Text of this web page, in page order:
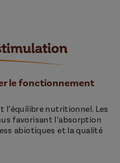
le fonctionnement
nutritionnel. Les
favorisant l’absorption
abiotiques et la qualité